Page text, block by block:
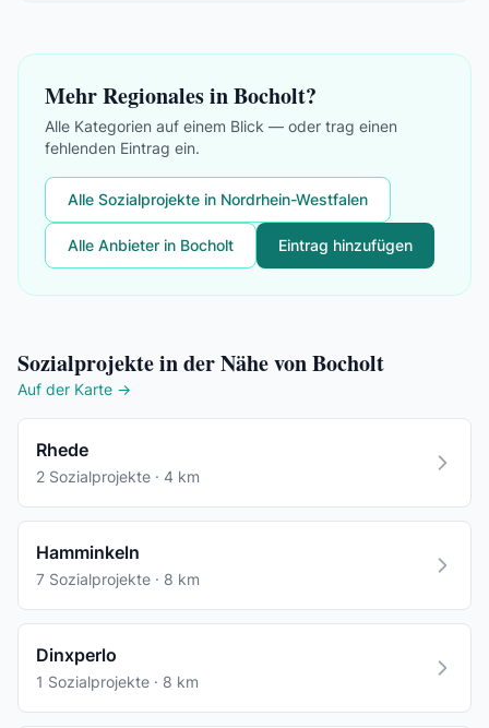
Mehr Regionales in Bocholt?
Alle Kategorien auf einem Blick — oder trag einen
fehlenden Eintrag ein.
Alle Sozialprojekte in Nordrhein-Westfalen
Alle Anbieter in Bocholt Eintrag hinzufügen
Sozialprojekte in der Nähe von Bocholt
Auf der Karte →
Rhede
2 Sozialprojekte · 4 km
Hamminkeln
7 Sozialprojekte · 8 km
Dinxperlo
1 Sozialprojekte · 8 km